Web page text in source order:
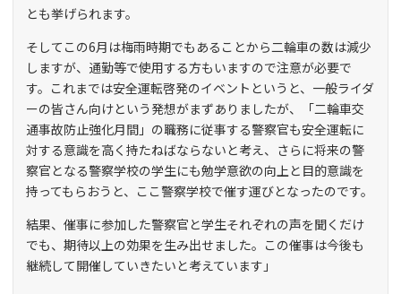
とも挙げられます。
そしてこの6月は梅雨時期でもあることから二輪車の数は減少
しますが、通勤等で使用する方もいますので注意が必要で
す。これまでは安全運転啓発のイベントというと、一般ライダ
ーの皆さん向けという発想がまずありましたが、「二輪車交
通事故防止強化月間」の職務に従事する警察官も安全運転に
対する意識を高く持たねばならないと考え、さらに将来の警
察官となる警察学校の学生にも勉学意欲の向上と目的意識を
持ってもらおうと、ここ警察学校で催す運びとなったのです。
結果、催事に参加した警察官と学生それぞれの声を聞くだけ
でも、期待以上の効果を生み出せました。この催事は今後も
継続して開催していきたいと考えています」